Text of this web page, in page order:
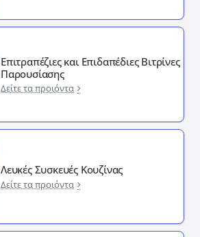
Επιτραπέζιες και Επιδαπέδιες Βιτρίνες
Παρουσίασης
Δείτε τα προιόντα
Λευκές Συσκευές Κουζίνας
Δείτε τα προιόντα